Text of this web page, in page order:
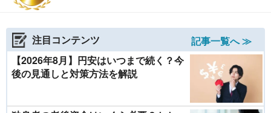
注目コンテンツ
記事一覧へ ≫
【2026年8月】円安はいつまで続く？今
後の見通しと対策方法を解説